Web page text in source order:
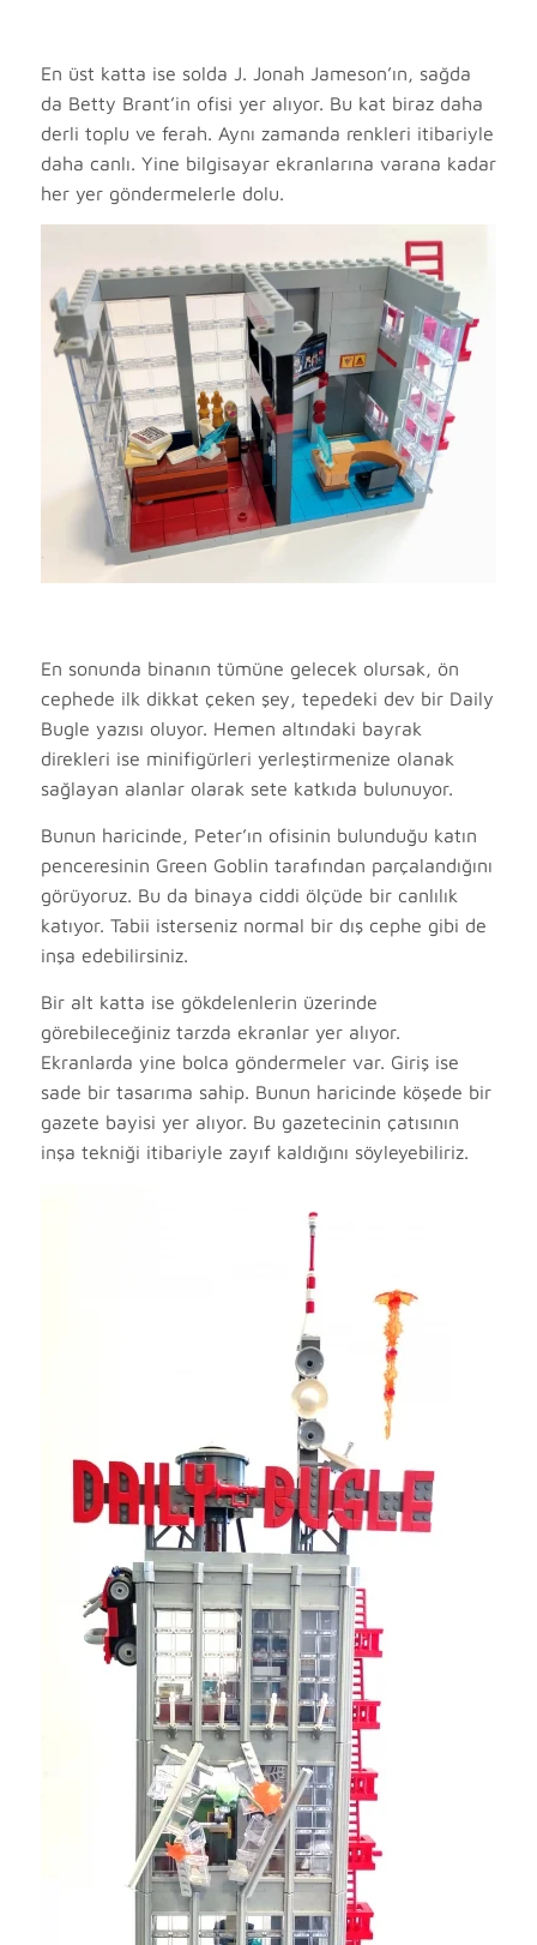
En üst katta ise solda J. Jonah Jameson’ın, sağda
da Betty Brant’in ofisi yer alıyor. Bu kat biraz daha
derli toplu ve ferah. Aynı zamanda renkleri itibariyle
daha canlı. Yine bilgisayar ekranlarına varana kadar
her yer göndermelerle dolu.
En sonunda binanın tümüne gelecek olursak, ön
cephede ilk dikkat çeken şey, tepedeki dev bir Daily
Bugle yazısı oluyor. Hemen altındaki bayrak
direkleri ise minifigürleri yerleştirmenize olanak
sağlayan alanlar olarak sete katkıda bulunuyor.
Bunun haricinde, Peter’ın ofisinin bulunduğu katın
penceresinin Green Goblin tarafından parçalandığını
görüyoruz. Bu da binaya ciddi ölçüde bir canlılık
katıyor. Tabii isterseniz normal bir dış cephe gibi de
inşa edebilirsiniz.
Bir alt katta ise gökdelenlerin üzerinde
görebileceğiniz tarzda ekranlar yer alıyor.
Ekranlarda yine bolca göndermeler var. Giriş ise
sade bir tasarıma sahip. Bunun haricinde köşede bir
gazete bayisi yer alıyor. Bu gazetecinin çatısının
inşa tekniği itibariyle zayıf kaldığını söyleyebiliriz.